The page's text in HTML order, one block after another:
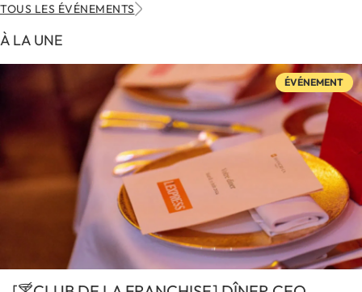
TOUS LES ÉVÉNEMENTS
À LA UNE
ÉVÉNEMENT